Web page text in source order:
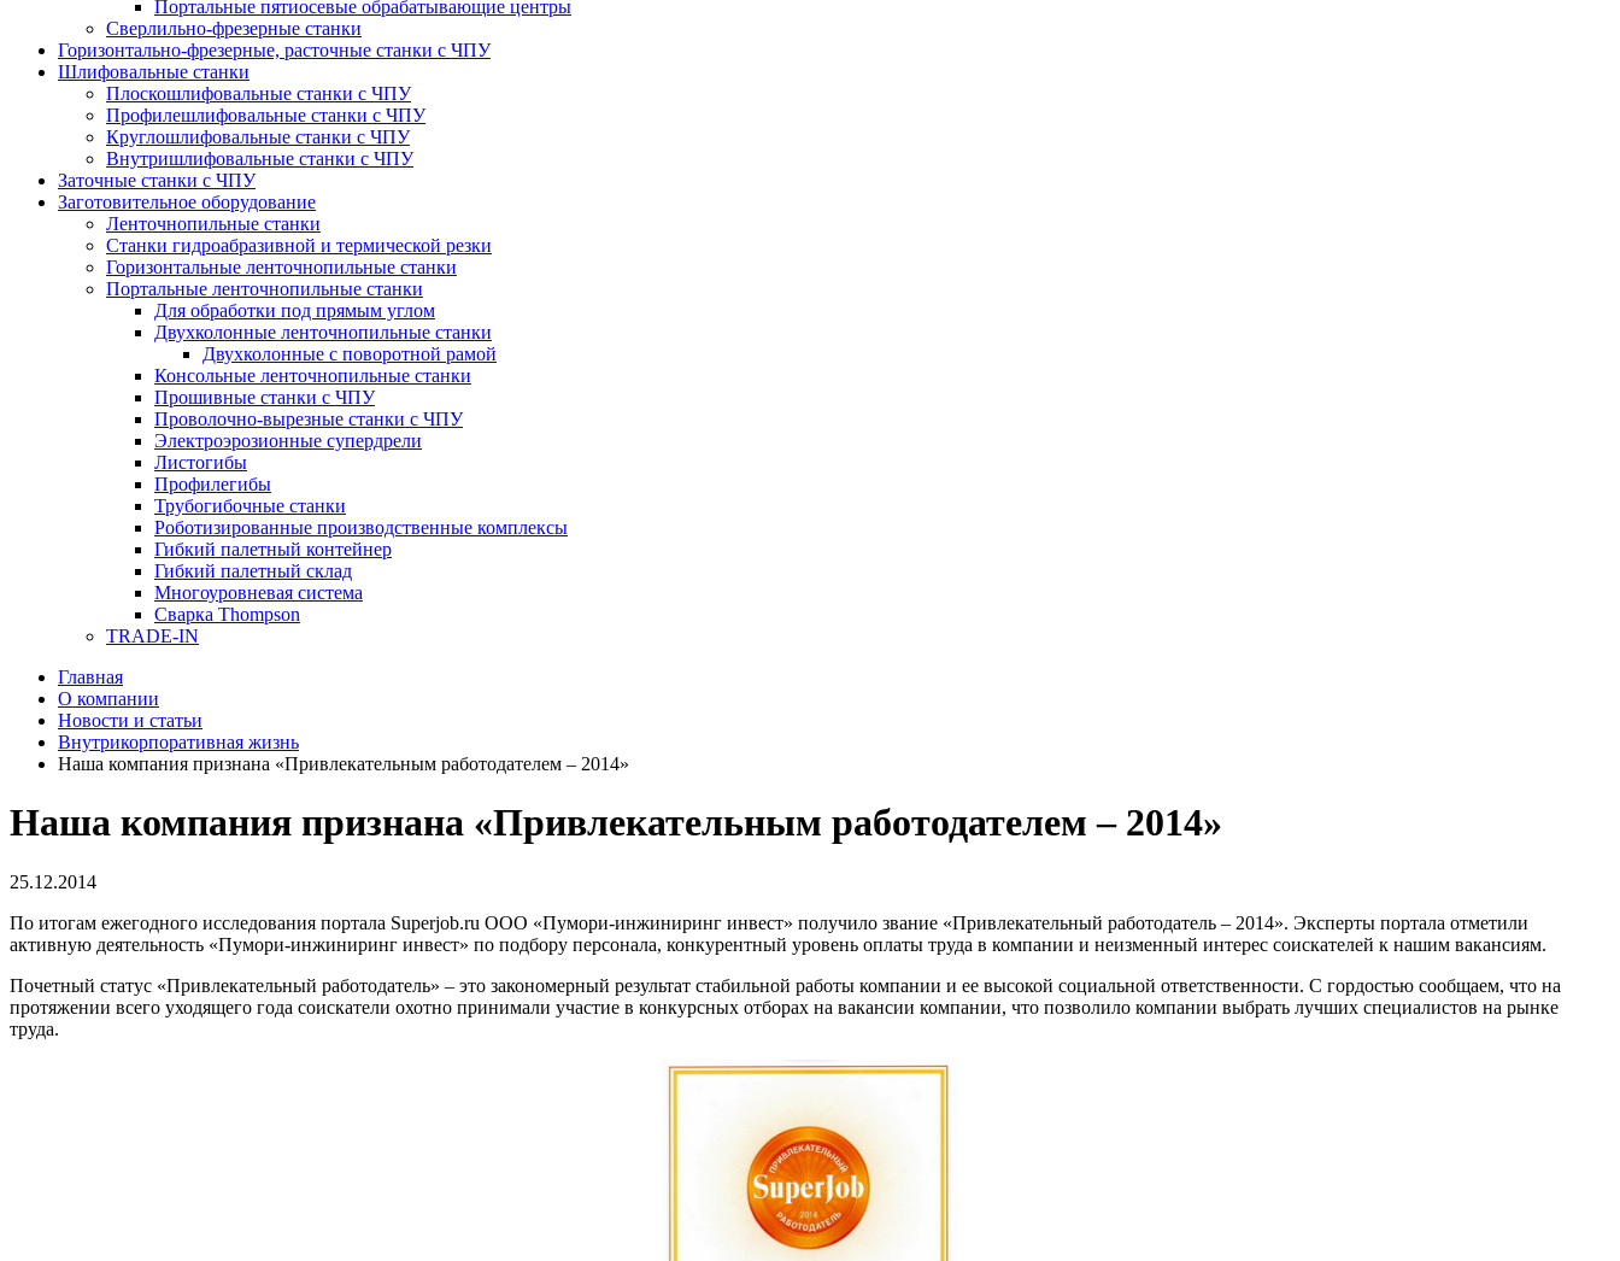
Портальные пятиосевые обрабатывающие центры
Сверлильно-фрезерные станки
Горизонтально-фрезерные, расточные станки с ЧПУ
Шлифовальные станки
Плоскошлифовальные станки с ЧПУ
Профилешлифовальные станки с ЧПУ
Круглошлифовальные станки с ЧПУ
Внутришлифовальные станки с ЧПУ
Заточные станки с ЧПУ
Заготовительное оборудование
Ленточнопильные станки
Станки гидроабразивной и термической резки
Горизонтальные ленточнопильные станки
Портальные ленточнопильные станки
Для обработки под прямым углом
Двухколонные ленточнопильные станки
Двухколонные с поворотной рамой
Консольные ленточнопильные станки
Прошивные станки с ЧПУ
Проволочно-вырезные станки с ЧПУ
Электроэрозионные супердрели
Листогибы
Профилегибы
Трубогибочные станки
Роботизированные производственные комплексы
Гибкий палетный контейнер
Гибкий палетный склад
Многоуровневая система
Сварка Thompson
TRADE-IN
Главная
О компании
Новости и статьи
Внутрикорпоративная жизнь
Наша компания признана «Привлекательным работодателем – 2014»
Наша компания признана «Привлекательным работодателем – 2014»
25.12.2014
По итогам ежегодного исследования портала Superjob.ru ООО «Пумори-инжиниринг инвест» получило звание «Привлекательный работодатель – 2014». Эксперты портала отметили
активную деятельность «Пумори-инжиниринг инвест» по подбору персонала, конкурентный уровень оплаты труда в компании и неизменный интерес соискателей к нашим вакансиям.
Почетный статус «Привлекательный работодатель» – это закономерный результат стабильной работы компании и ее высокой социальной ответственности. С гордостью сообщаем, что на
протяжении всего уходящего года соискатели охотно принимали участие в конкурсных отборах на вакансии компании, что позволило компании выбрать лучших специалистов на рынке
труда.